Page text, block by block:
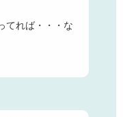
てれば・・・な